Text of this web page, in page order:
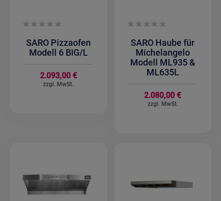
SARO Pizzaofen
Modell 6 BIG/L
2.093,00 €
SARO Haube für
Michelangelo
Modell ML935 &
ML635L
2.080,00 €